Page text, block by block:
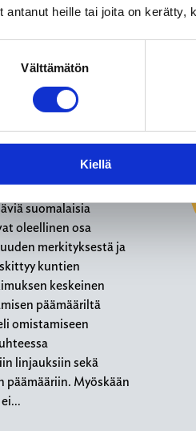
antanut heille tai joita on kerätty,
Välttämätön
Kiellä
Pulkkinen, Katri
Strateginen
suomalaisia
oleellinen osa
merkityksestä ja
kuntien
keskeinen
päämääriltä
omistamiseen
linjauksiin sekä
Myöskään
ei…